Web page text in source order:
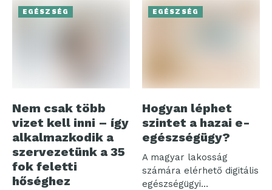
EGÉSZSÉG
Nem csak több
vizet kell inni – így
alkalmazkodik a
szervezetünk a 35
fok feletti
hőséghez
EGÉSZSÉG
Hogyan léphet
szintet a hazai e-
egészségügy?
A magyar lakosság
számára elérhető digitális
egészségügyi